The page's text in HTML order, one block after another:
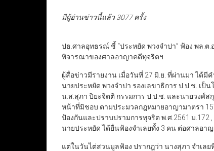
มีผู้อ่านข่าวนี้แล้ว 3077 ครั้ง
ปธ.ศาลอุทธรณ์ ชี้ “ประหยัด พวงจำปา” ฟ้อง พล.
พิจารณาของศาลอาญาคดีทุจริตฯ
ผู้สื่อข่าวมีรายงาน เมื่อวันที่ 27 มิ.ย. ที่ผ่านมา ได้
นายประหยัด พวงจำปา รองเลขาธิการ ป.ป.ช. เป็
น.ส.สุภา ปิยะจิตติ กรรมการ ป.ป.ช. และนายวงศ์ส
หน้าที่มิชอบ ตามประมวลกฎหมายอาญามาตรา
ป้องกันและปราบปรามการทุจริต พ.ศ.2561 ม
นายประหยัด ได้ยื่นฟ้องจำเลยทั้ง 3 คน ต่อศาลอา
แต่ในวันไต่สวนมูลฟ้อง ปรากฎว่า นางสุภา จำเล